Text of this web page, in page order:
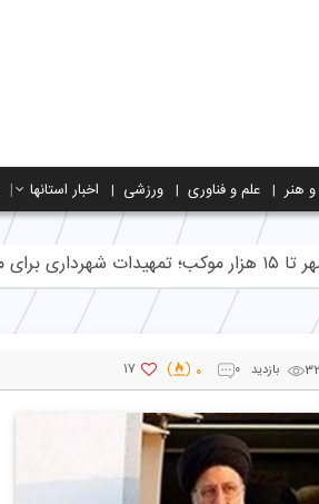
هنر علم و فناوری ورزشی اخبار استانها
0
0
17